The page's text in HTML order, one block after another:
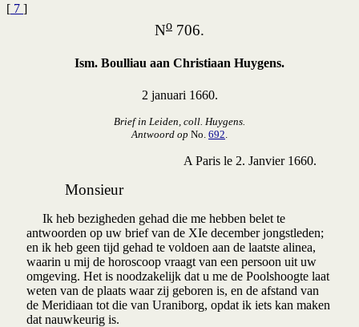
[ 7 ]
No 706.
Ism. Boulliau aan Christiaan Huygens.
2 januari 1660.
Brief in Leiden, coll. Huygens.
Antwoord op No. 692
A Paris le 2. Janvier 1660.
Monsieur
Ik heb bezigheden gehad die me hebben belet te
antwoorden op uw brief van de XIe december jongstleden;
en ik heb geen tijd gehad te voldoen aan de laatste alinea,
waarin u mij de horoscoop vraagt van een persoon uit uw
omgeving. Het is noodzakelijk dat u me de Poolshoogte laat
weten van de plaats waar zij geboren is, en de afstand van
de Meridiaan tot die van Uraniborg, opdat ik iets kan maken
dat nauwkeurig is.